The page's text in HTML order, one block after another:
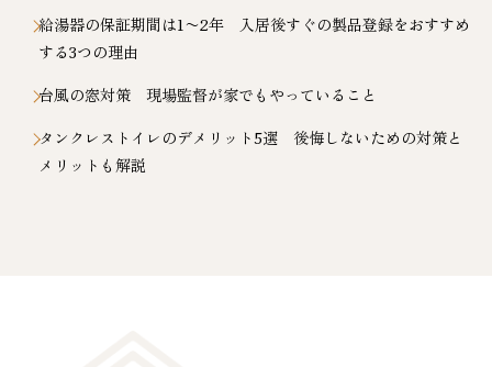
給湯器の保証期間は1〜2年 入居後すぐの製品登録をおすすめ
する3つの理由
台風の窓対策 現場監督が家でもやっていること
タンクレストイレのデメリット5選 後悔しないための対策と
メリットも解説